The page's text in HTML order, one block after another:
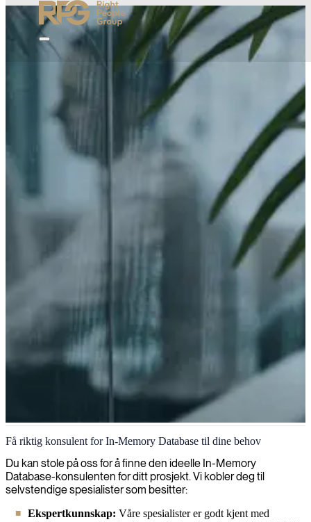
In-Memory Database
Vi leverer ekspertkonsulenter med dyptgående kunnskap om in-
memory databaser for å hjelpe organisasjoner med å forbedre sin
databehandlingskapasitet og oppnå sanntidsytelse i analyser.
Få riktig konsulent for In-Memory Database til dine behov
Du kan stole på oss for å finne den ideelle In-Memory
Database-konsulenten for ditt prosjekt. Vi kobler deg til
selvstendige spesialister som besitter:
Ekspertkunnskap: Våre spesialister er godt kjent med